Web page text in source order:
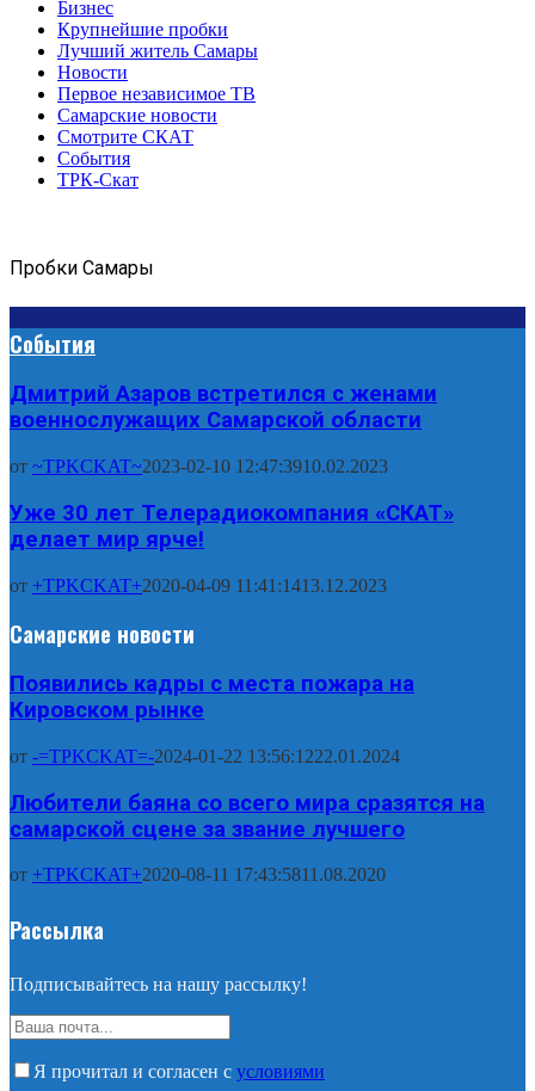
Бизнес
Крупнейшие пробки
Лучший житель Самары
Новости
Первое независимое ТВ
Самарские новости
Смотрите СКАТ
События
ТРК-Скат
Пробки Самары
События
Дмитрий Азаров встретился с женами
военнослужащих Самарской области
от ~TPKCKAT~2023-02-10 12:47:3910.02.2023
Уже 30 лет Телерадиокомпания «СКАТ»
делает мир ярче!
от +TPKCKAT+2020-04-09 11:41:1413.12.2023
Самарские новости
Появились кадры с места пожара на
Кировском рынке
от -=TPKCKAT=-2024-01-22 13:56:1222.01.2024
Любители баяна со всего мира сразятся на
самарской сцене за звание лучшего
от +TPKCKAT+2020-08-11 17:43:5811.08.2020
Рассылка
Подписывайтесь на нашу рассылку!
Я прочитал и согласен с условиями